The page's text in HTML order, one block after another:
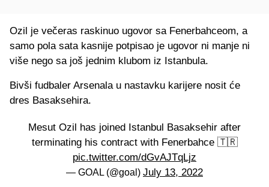
Ozil je večeras raskinuo ugovor sa Fenerbahceom, a
samo pola sata kasnije potpisao je ugovor ni manje ni
više nego sa još jednim klubom iz Istanbula.
Bivši fudbaler Arsenala u nastavku karijere nosit će
dres Basaksehira.
Mesut Ozil has joined Istanbul Basaksehir after
terminating his contract with Fenerbahce 🇹🇷
pic.twitter.com/dGvAJTqLjz
— GOAL (@goal) July 13, 2022